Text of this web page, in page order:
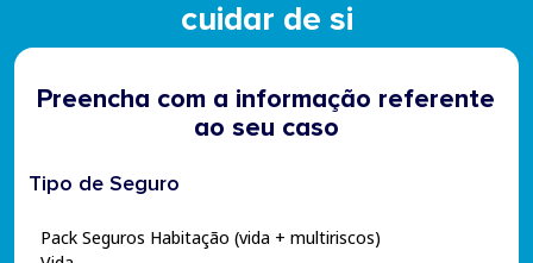
cuidar de si
Preencha com a informação referente
ao seu caso
Tipo de Seguro